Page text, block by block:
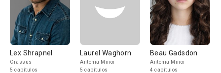
Lex Shrapnel
Crassus
5 capítulos
Laurel Waghorn
Antonia Minor
5 capítulos
Beau Gadsdon
Antonia Minor
4 capítulos